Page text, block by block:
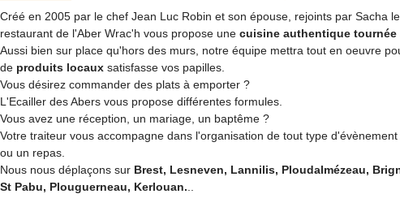
Créé en 2005 par le chef Jean Luc Robin et son épouse, rejoints par Sacha
restaurant de l'Aber Wrac'h vous propose une cuisine authentique tournée
Aussi bien sur place qu'hors des murs, notre équipe mettra tout en oeuvre
de produits locaux satisfasse vos papilles.
Vous désirez commander des plats à emporter ?
L'Ecailler des Abers vous propose différentes formules.
Vous avez une réception, un mariage, un baptême ?
Votre traiteur vous accompagne dans l'organisation de tout type
ou un repas.
Nous nous déplaçons sur Brest, Lesneven, Lannilis, Ploudalmézeau,
St Pabu, Plouguerneau, Kerlouan.